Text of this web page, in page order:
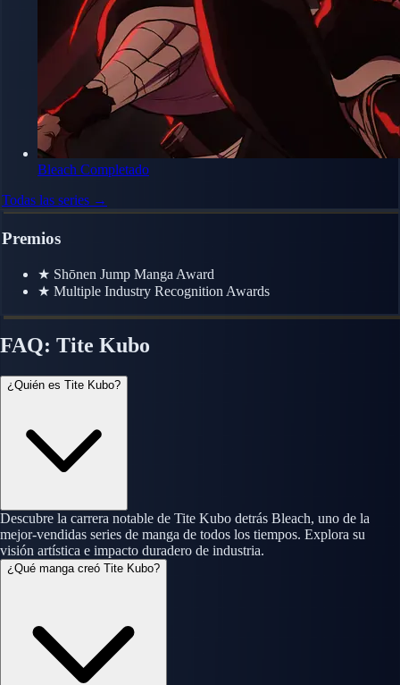
Bleach Completado
Todas las series →
Premios
★ Shōnen Jump Manga Award
★ Multiple Industry Recognition Awards
FAQ: Tite Kubo
¿Quién es Tite Kubo?
Descubre la carrera notable de Tite Kubo detrás Bleach, uno de la
mejor-vendidas series de manga de todos los tiempos. Explora su
visión artística e impacto duradero de industria.
¿Qué manga creó Tite Kubo?